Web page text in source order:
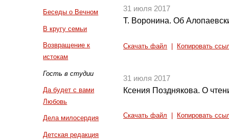
Беседы о Вечном
В кругу семьи
Возвращение к
истокам
Гость в студии
Да будет с вами
Любовь
Дела милосердия
Детская редакция
31 июля 2017
Т. Воронина. Об
Скачать файл Копировать
31 июля 2017
Ксения Позднякова. О
Скачать файл Копировать